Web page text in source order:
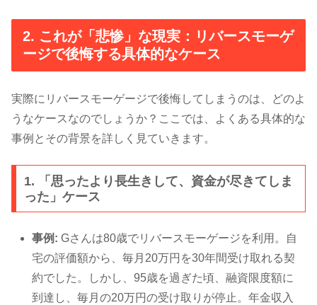
2. これが「悲惨」な現実：リバースモーゲ
ージで後悔する具体的なケース
実際にリバースモーゲージで後悔してしまうのは、どのよ
うなケースなのでしょうか？ここでは、よくある具体的な
事例とその背景を詳しく見ていきます。
1. 「思ったより長生きして、資金が尽きてしま
った」ケース
事例: Gさんは80歳でリバースモーゲージを利用。自
宅の評価額から、毎月20万円を30年間受け取れる契
約でした。しかし、95歳を過ぎた頃、融資限度額に
到達し、毎月の20万円の受け取りが停止。年金収入